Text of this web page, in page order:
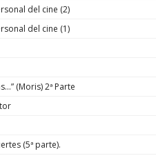
del cine (2)
del cine (1)
(Moris) 2ª Parte
(5ª parte).